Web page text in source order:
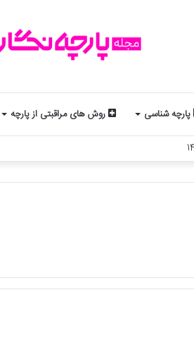
پارچه شناسی روش های مراقبتی از پارچه